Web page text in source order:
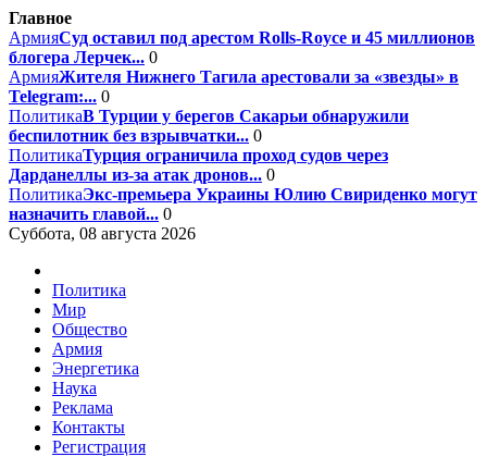
Главное
АрмияСуд оставил под арестом Rolls-Royce и 45 миллионов
блогера Лерчек... 0
АрмияЖителя Нижнего Тагила арестовали за «звезды» в
Telegram:... 0
ПолитикаВ Турции у берегов Сакарьи обнаружили
беспилотник без взрывчатки... 0
ПолитикаТурция ограничила проход судов через
Дарданеллы из-за атак дронов... 0
ПолитикаЭкс-премьера Украины Юлию Свириденко могут
назначить главой... 0
Суббота, 08 августа 2026
Политика
Мир
Общество
Армия
Энергетика
Наука
Реклама
Контакты
Регистрация